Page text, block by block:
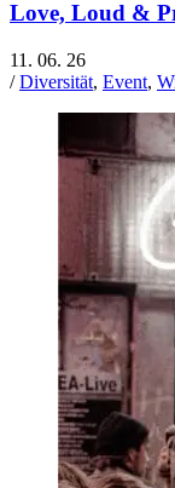
Love, Loud &
11. 06. 26
/Diversität, Event,